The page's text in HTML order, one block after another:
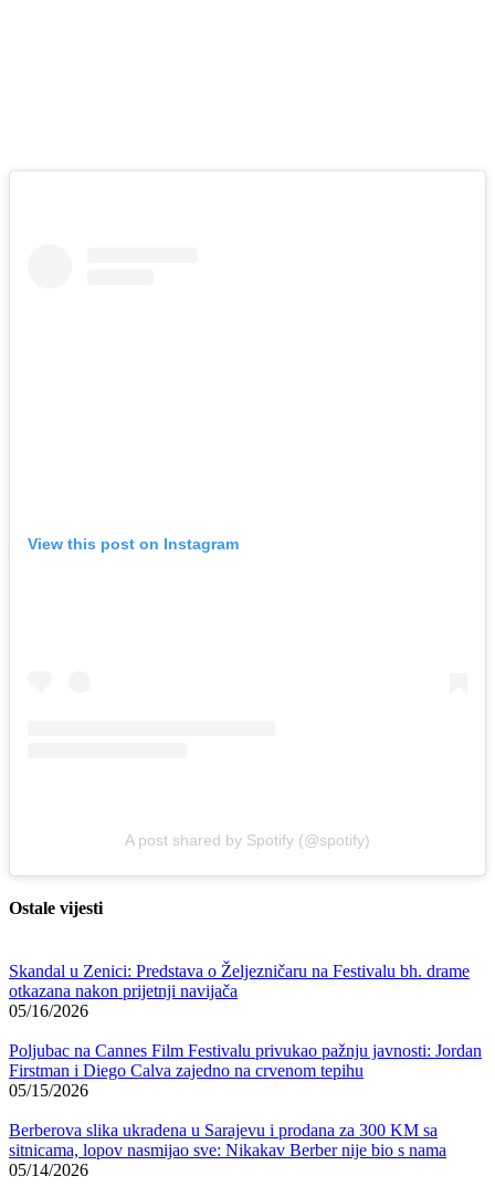
View this post on Instagram
A post shared by Spotify (@spotify)
Ostale vijesti
Skandal u Zenici: Predstava o Željezničaru na Festivalu bh. drame
otkazana nakon prijetnji navijača
05/16/2026
Poljubac na Cannes Film Festivalu privukao pažnju javnosti: Jordan
Firstman i Diego Calva zajedno na crvenom tepihu
05/15/2026
Berberova slika ukradena u Sarajevu i prodana za 300 KM sa
sitnicama, lopov nasmijao sve: Nikakav Berber nije bio s nama
05/14/2026